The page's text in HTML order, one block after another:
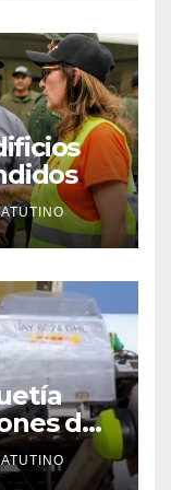
de